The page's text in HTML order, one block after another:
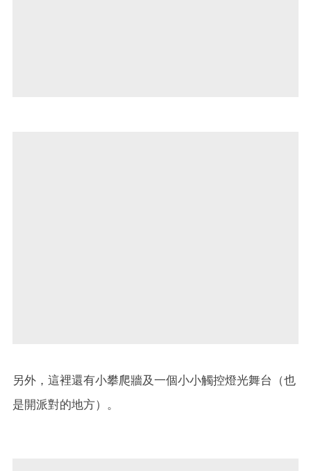
另外，這裡還有小攀爬牆及一個小小觸控燈光舞台（也
是開派對的地方）。